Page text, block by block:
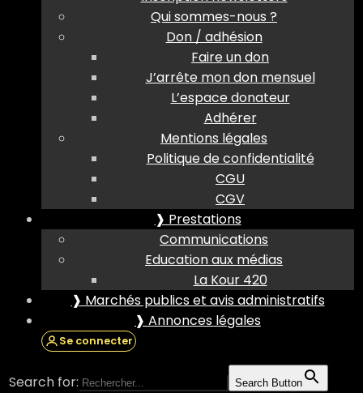
Qui sommes-nous ?
Don / adhésion
Faire un don
J’arrête mon don mensuel
L’espace donateur
Adhérer
Mentions légales
Politique de confidentialité
CGU
CGV
❱ Prestations
Communications
Education aux médias
La Kour 420
❱ Marchés publics et avis administratifs
❱ Annonces légales
Se connecter
Search for: Search Button